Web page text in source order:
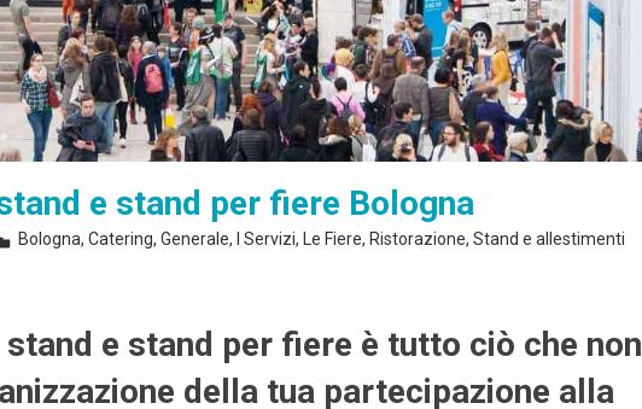
e stand per fiere Bologna
Bologna,Catering,Generale, I Servizi, Le Fiere, Ristorazione,Stand e allestimenti
e stand per fiere è tutto ciò che non
della tua partecipazione alla